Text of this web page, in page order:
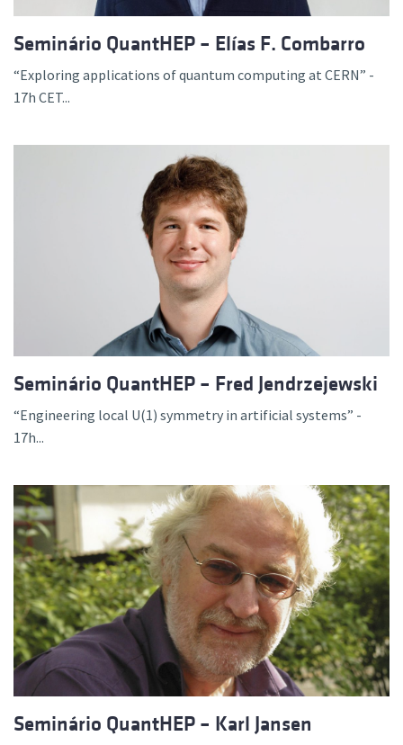
Seminário QuantHEP – Elías F. Combarro
“Exploring applications of quantum computing at CERN” -
17h CET...
Seminário QuantHEP – Fred Jendrzejewski
“Engineering local U(1) symmetry in artificial systems” -
17h...
Seminário QuantHEP – Karl Jansen